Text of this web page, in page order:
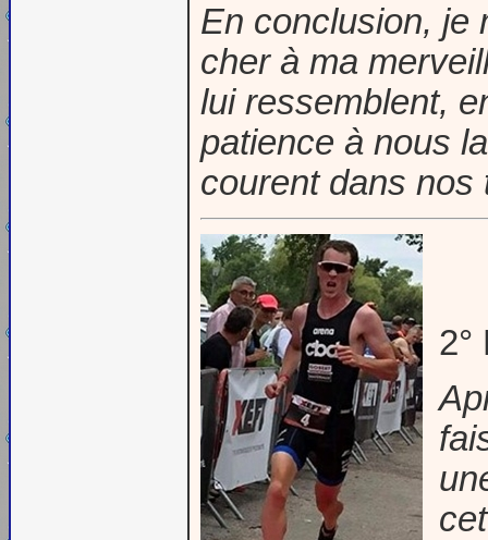
En conclusion, je
cher à ma
lui ressemblent,
patience à nous
courent dans
2°